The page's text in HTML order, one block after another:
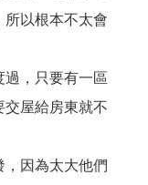
所以根本不太會
過，只要有一區
屋給房東就不
因為太大他們